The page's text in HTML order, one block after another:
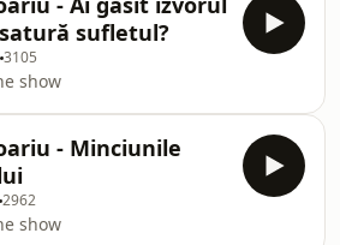
sufletul?
3105
show
- Minciunile
2962
show